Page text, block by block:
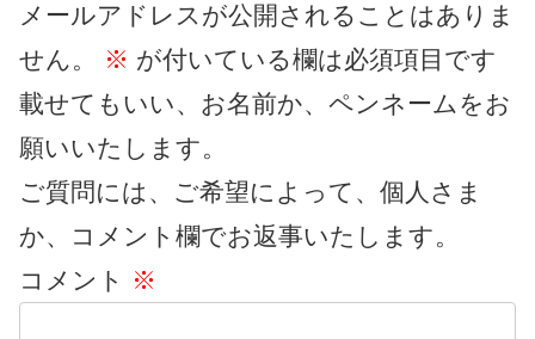
メールアドレスが公開されることはありま
せん。
※ が付いている欄は必須項目です
載せてもいい、お名前か、ペンネームをお
願いいたします。
ご質問には、ご希望によって、個人さま
か、コメント欄でお返事いたします。
コメント
※